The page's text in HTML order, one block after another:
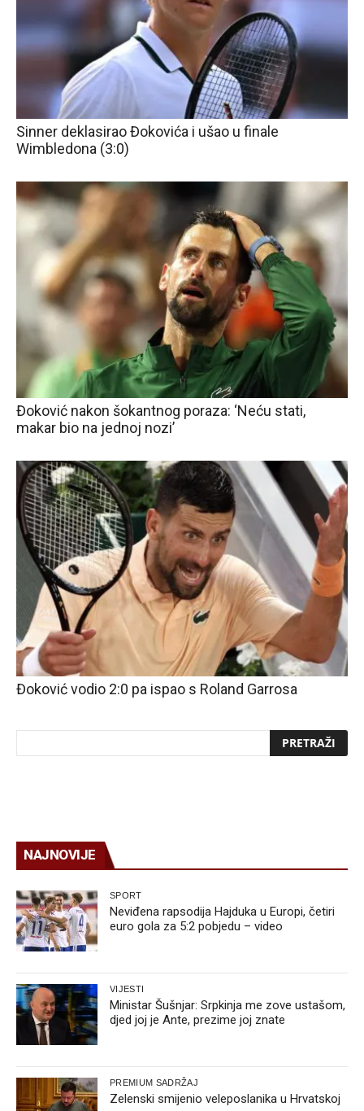
Sinner deklasirao Đokovića i ušao u finale
Wimbledona (3:0)
Đoković nakon šokantnog poraza: ‘Neću stati,
makar bio na jednoj nozi’
Đoković vodio 2:0 pa ispao s Roland Garrosa
NAJNOVIJE
SPORT
Neviđena rapsodija Hajduka u Europi, četiri
euro gola za 5:2 pobjedu – video
VIJESTI
Ministar Šušnjar: Srpkinja me zove ustašom,
djed joj je Ante, prezime joj znate
PREMIUM SADRŽAJ
Zelenski smijenio veleposlanika u Hrvatskoj